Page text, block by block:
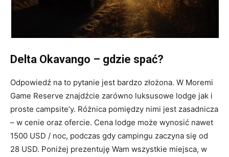
Delta Okavango – gdzie spać?
Odpowiedź na to pytanie jest bardzo złożona. W Moremi
Game Reserve znajdźcie zarówno luksusowe lodge jak i
proste campsite’y. Różnica pomiędzy nimi jest zasadnicza
– w cenie oraz ofercie. Cena lodge może wynosić nawet
1500 USD / noc, podczas gdy campingu zaczyna się od
28 USD. Poniżej prezentuję Wam wszystkie miejsca, w